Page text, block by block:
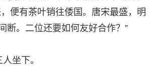
便有茶叶销往倭国。唐宋最盛，明
断。二位还要如何友好合作？”
坐下。